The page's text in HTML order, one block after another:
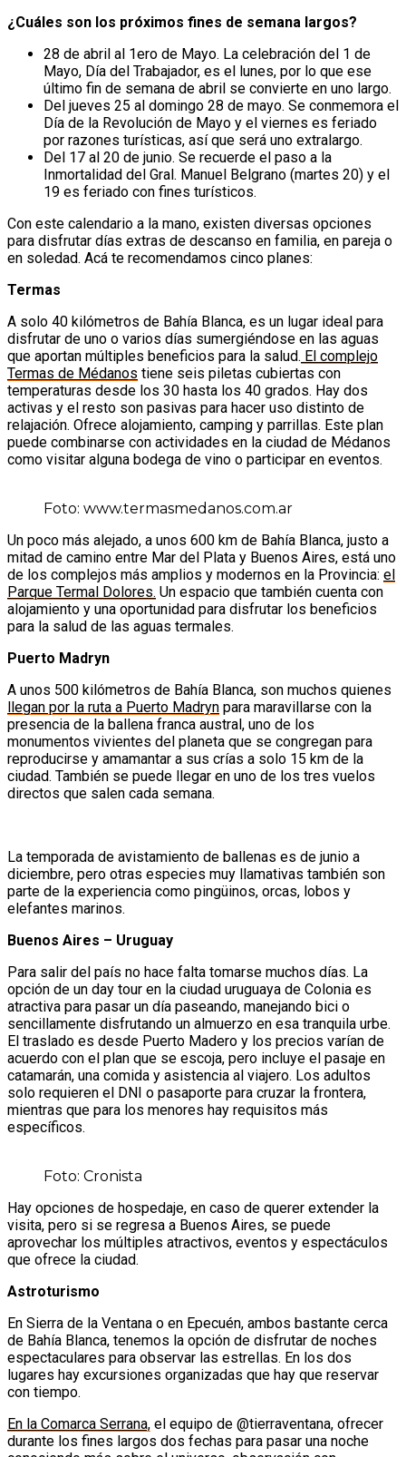
¿Cuáles son los próximos fines de semana largos?
28 de abril al 1ero de Mayo. La celebración del 1 de
Mayo, Día del Trabajador, es el lunes, por lo que ese
último fin de semana de abril se convierte en uno largo.
Del jueves 25 al domingo 28 de mayo. Se conmemora el
Día de la Revolución de Mayo y el viernes es feriado
por razones turísticas, así que será uno extralargo.
Del 17 al 20 de junio. Se recuerde el paso a la
Inmortalidad del Gral. Manuel Belgrano (martes 20) y el
19 es feriado con fines turísticos.
Con este calendario a la mano, existen diversas opciones
para disfrutar días extras de descanso en familia, en pareja o
en soledad. Acá te recomendamos cinco planes:
Termas
A solo 40 kilómetros de Bahía Blanca, es un lugar ideal para
disfrutar de uno o varios días sumergiéndose en las aguas
que aportan múltiples beneficios para la salud. El complejo
Termas de Médanos tiene seis piletas cubiertas con
temperaturas desde los 30 hasta los 40 grados. Hay dos
activas y el resto son pasivas para hacer uso distinto de
relajación. Ofrece alojamiento, camping y parrillas. Este plan
puede combinarse con actividades en la ciudad de Médanos
como visitar alguna bodega de vino o participar en eventos.
Foto: www.termasmedanos.com.ar
Un poco más alejado, a unos 600 km de Bahía Blanca, justo a
mitad de camino entre Mar del Plata y Buenos Aires, está uno
de los complejos más amplios y modernos en la Provincia: el
Parque Termal Dolores. Un espacio que también cuenta con
alojamiento y una oportunidad para disfrutar los beneficios
para la salud de las aguas termales.
Puerto Madryn
A unos 500 kilómetros de Bahía Blanca, son muchos quienes
llegan por la ruta a Puerto Madryn para maravillarse con la
presencia de la ballena franca austral, uno de los
monumentos vivientes del planeta que se congregan para
reproducirse y amamantar a sus crías a solo 15 km de la
ciudad. También se puede llegar en uno de los tres vuelos
directos que salen cada semana.
La temporada de avistamiento de ballenas es de junio a
diciembre, pero otras especies muy llamativas también son
parte de la experiencia como pingüinos, orcas, lobos y
elefantes marinos.
Buenos Aires – Uruguay
Para salir del país no hace falta tomarse muchos días. La
opción de un day tour en la ciudad uruguaya de Colonia es
atractiva para pasar un día paseando, manejando bici o
sencillamente disfrutando un almuerzo en esa tranquila urbe.
El traslado es desde Puerto Madero y los precios varían de
acuerdo con el plan que se escoja, pero incluye el pasaje en
catamarán, una comida y asistencia al viajero. Los adultos
solo requieren el DNI o pasaporte para cruzar la frontera,
mientras que para los menores hay requisitos más
específicos.
Foto: Cronista
Hay opciones de hospedaje, en caso de querer extender la
visita, pero si se regresa a Buenos Aires, se puede
aprovechar los múltiples atractivos, eventos y espectáculos
que ofrece la ciudad.
Astroturismo
En Sierra de la Ventana o en Epecuén, ambos bastante cerca
de Bahía Blanca, tenemos la opción de disfrutar de noches
espectaculares para observar las estrellas. En los dos
lugares hay excursiones organizadas que hay que reservar
con tiempo.
En la Comarca Serrana, el equipo de @tierraventana, ofrecer
durante los fines largos dos fechas para pasar una noche